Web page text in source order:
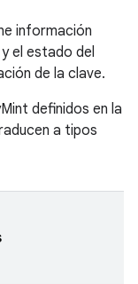
información
el estado del
de la clave.
definidos en la
a tipos